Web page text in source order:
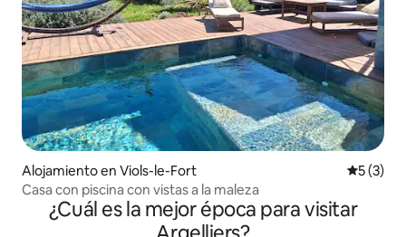
Alojamiento en Viols-le-Fort
5 (3)
Casa con piscina con vistas a la maleza
¿Cuál es la mejor época para visitar